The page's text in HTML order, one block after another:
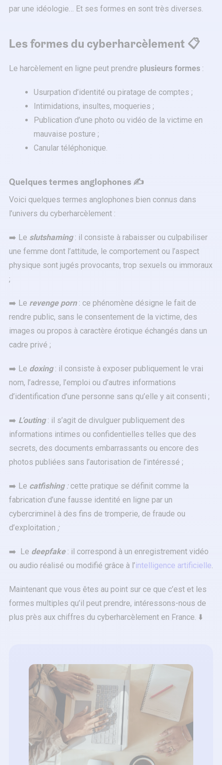
par une idéologie… Et ses formes en sont très diverses.
Les formes du cyberharcèlement 📋
Le harcèlement en ligne peut prendre plusieurs formes :
Usurpation d’identité ou piratage de comptes ;
Intimidations, insultes, moqueries ;
Publication d’une photo ou vidéo de la victime en
mauvaise posture ;
Canular téléphonique.
Quelques termes anglophones ✍️
Voici quelques termes anglophones bien connus dans
l’univers du cyberharcèlement :
➡️ Le slutshaming: il consiste à rabaisser ou culpabiliser
une femme dont l’attitude, le comportement ou l’aspect
physique sont jugés provocants, trop sexuels ou immoraux
;
➡️ Le revenge porn: ce phénomène désigne le fait de
rendre public, sans le consentement de la victime, des
images ou propos à caractère érotique échangés dans un
cadre privé ;
➡️ Le doxing: il consiste à exposer publiquement le vrai
nom, l’adresse, l’emploi ou d’autres informations
d’identification d’une personne sans qu’elle y ait consenti ;
➡️ L’outing: il s’agit de divulguer publiquement des
informations intimes ou confidentielles telles que des
secrets, des documents embarrassants ou encore des
photos publiées sans l’autorisation de l’intéressé ;
➡️ Le catfishing:cette pratique se définit comme la
fabrication d’une fausse identité en ligne par un
cybercriminel à des fins de tromperie, de fraude ou
d’exploitation ;
➡️ Le deepfake: il correspond à un enregistrement vidéo
ou audio réalisé ou modifié grâce à l’intelligence artificielle.
Maintenant que vous êtes au point sur ce que c’est et les
formes multiples qu’il peut prendre, intéressons-nous de
plus près aux chiffres du cyberharcèlement en France. ⬇️